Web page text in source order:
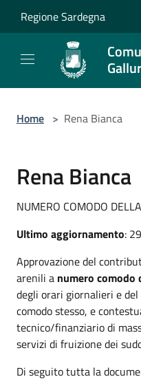
Regione Sardegna
Home > Rena Bianca
Rena Bianca
NUMERO COMODO
Ultimo aggiornamento:
Approvazione del
arenili a numero comodo
degli orari giornalieri e
comodo stesso, e
tecnico/finanziario di
servizi di fruizione dei
Di seguito tutta la